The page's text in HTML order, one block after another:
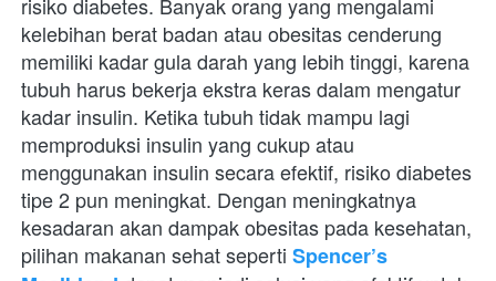
kelebihan berat badan atau obesitas cenderung
memiliki kadar gula darah yang lebih tinggi, karena
tubuh harus bekerja ekstra keras dalam mengatur
kadar insulin. Ketika tubuh tidak mampu lagi
memproduksi insulin yang cukup atau
menggunakan insulin secara efektif, risiko diabetes
tipe 2 pun meningkat. Dengan meningkatnya
kesadaran akan dampak obesitas pada kesehatan,
pilihan makanan sehat seperti Spencer’s